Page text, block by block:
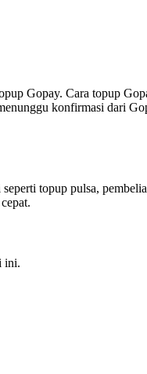
Gopay. Cara topup
konfirmasi dari
topup pulsa,
ini.